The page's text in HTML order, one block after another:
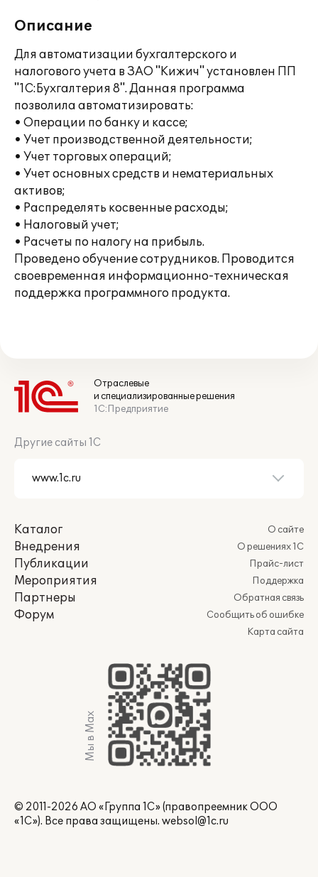
Описание
Для автоматизации бухгалтерского и
налогового учета в ЗАО "Кижич" установлен ПП
"1С:Бухгалтерия 8". Данная программа
позволила автоматизировать:
• Операции по банку и кассе;
• Учет производственной деятельности;
• Учет торговых операций;
• Учет основных средств и нематериальных
активов;
• Распределять косвенные расходы;
• Налоговый учет;
• Расчеты по налогу на прибыль.
Проведено обучение сотрудников. Проводится
своевременная информационно-техническая
поддержка программного продукта.
Отраслевые
и специализированные решения
1С:Предприятие
Другие сайты 1С
Каталог
Внедрения
Публикации
Мероприятия
Партнеры
Форум
О сайте
О решениях 1С
Прайс-лист
Поддержка
Обратная связь
Сообщить об ошибке
Карта сайта
Мы в Max
© 2011-2026 АО «Группа 1С» (правопреемник ООО
«1С»). Все права защищены. websol@1c.ru